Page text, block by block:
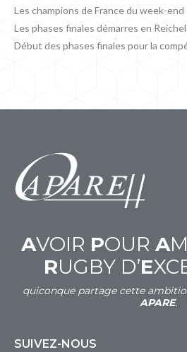
Les champions de France du week-end
Les phases finales démarres en
Début des phases finales pour la
AVOIR POUR A
RUGBY D’E
quiconque partage cette
APARE.
SUIVEZ-NOUS